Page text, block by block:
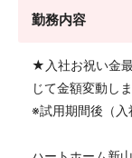
勤務内容
★入社お祝い金
じて金額変動し
※試用期間後（入